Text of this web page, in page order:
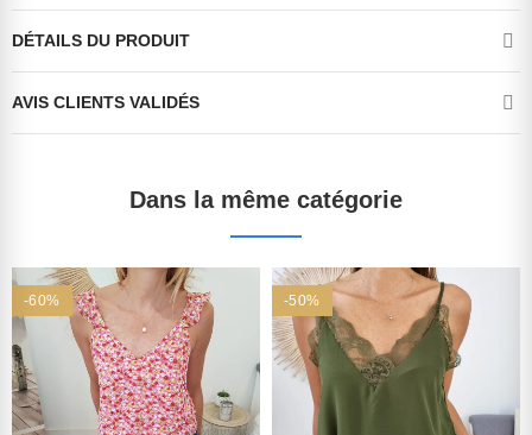
DÉTAILS DU PRODUIT
AVIS CLIENTS VALIDÉS
Dans la même catégorie
-60% -50%